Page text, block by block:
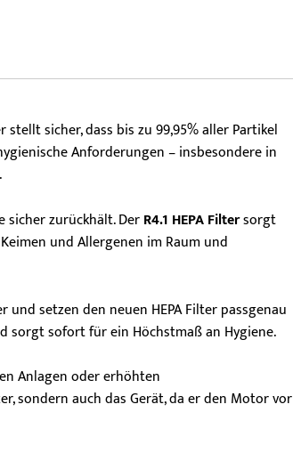
sicher, dass bis zu 99,95% aller Partikel
Anforderungen – insbesondere in
sicher zurückhält. DerR4.1 HEPA Filtersorgt
und Allergenen im Raum und
setzen den neuen HEPA Filter passgenau
sorgt sofort für ein Höchstmaß an Hygiene.
Anlagen oder erhöhten
sondern auch das Gerät, da er den Motor vor